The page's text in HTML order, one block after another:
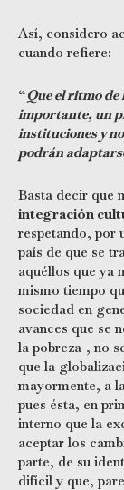
Así, considero
cuando refiere:
“Que el ritmo
importante, un
instituciones y
podrán
Basta decir que
integración
respetando, por
país de que se
aquéllos que ya
mismo tiempo
sociedad en
avances que se
la pobreza-, no
que la
mayormente, a
pues ésta, en
interno que la
aceptar los
parte, de su
difícil y que,